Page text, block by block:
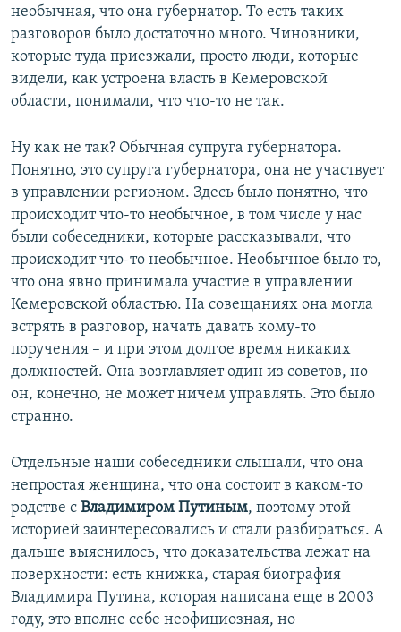
необычная, что она губернатор. То есть таких
разговоров было достаточно много. Чиновники,
которые туда приезжали, просто люди, которые
видели, как устроена власть в Кемеровской
области, понимали, что что-то не так.
Ну как не так? Обычная супруга губернатора.
Понятно, это супруга губернатора, она не участвует
в управлении регионом. Здесь было понятно, что
происходит что-то необычное, в том числе у нас
были собеседники, которые рассказывали, что
происходит что-то необычное. Необычное было то,
что она явно принимала участие в управлении
Кемеровской областью. На совещаниях она могла
встрять в разговор, начать давать кому-то
поручения – и при этом долгое время никаких
должностей. Она возглавляет один из советов, но
он, конечно, не может ничем управлять. Это было
странно.
Отдельные наши собеседники слышали, что она
непростая женщина, что она состоит в каком-то
родстве с Владимиром Путиным, поэтому этой
историей заинтересовались и стали разбираться. А
дальше выяснилось, что доказательства лежат на
поверхности: есть книжка, старая биография
Владимира Путина, которая написана еще в 2003
году, это вполне себе неофициозная, но